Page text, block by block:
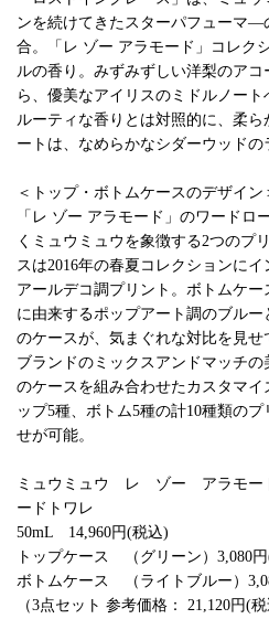
ンを続けてきたスターパフューマ―
合。「レ ゾー アラモード」コレク
ルの香り。みずみずしい洋梨のア
ら、優美なアイリスのミドルノー
ルーティな香りとは対照的に、柔
ートは、なめらかなシダーウッドの
＜トップ・ボトムケースのデザイン
「レ ゾー アラモード」のワードロ
くミュウミュウを象徴する2つのプ
スは2016年の春夏コレクションに
アールデコ調プリント。ボトムケー
に由来するポップアート調のブル
のケースが、気まぐれな対比を見せ
ブランドのミックスアンドマッチ
のケースを組み合わせたカスタマイ
ップ5種、ボトム5種の計10種類の
せが可能。
ミュウミュウ レ ゾー アラモー
ードトワレ
50mL 14,960円(税込)
トップケース （グリーン）3,080
ボトムケース （ライトブルー）
（3点セット 参考価格： 21,120円(